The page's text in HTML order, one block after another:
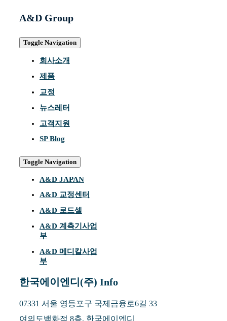
A&D Group
Toggle Navigation
회사소개
제품
교정
뉴스레터
고객지원
SP Blog
Toggle Navigation
A&D JAPAN
A&D 교정센터
A&D 로드셀
A&D 계측기사업
부
A&D 메디칼사업
부
한국에이엔디(주) Info
07331 서울 영등포구 국제금융로6길 33
여의도백화점 8층, 한국에이엔디